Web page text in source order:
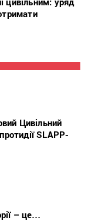
Цивільний
SLAPP-
– це…